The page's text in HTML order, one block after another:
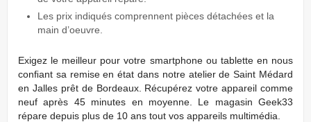
Les prix indiqués comprennent pièces détachées et la
main d’oeuvre.
Exigez le meilleur pour votre smartphone ou tablette en nous
conﬁant sa remise en état dans notre atelier de Saint Médard
en Jalles prêt de Bordeaux. Récupérez votre appareil comme
neuf après 45 minutes en moyenne. Le magasin Geek33
répare depuis plus de 10 ans tout vos appareils multimédia.